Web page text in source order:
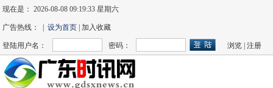
现在是：2026-08-08 09:19:34 星期六
广告热线： |设为首页 | 加入收藏
登陆用户名： 密码： 浏览 |注册